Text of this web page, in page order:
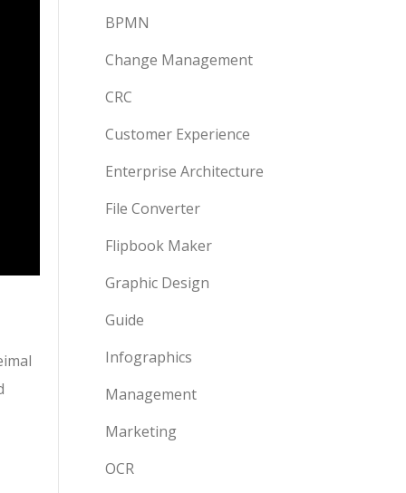
BPMN
Change Management
CRC
Customer Experience
Enterprise Architecture
File Converter
Flipbook Maker
Graphic Design
Guide
Infographics
Management
Marketing
OCR